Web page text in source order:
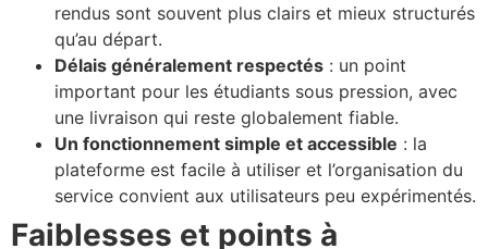
rendus sont souvent plus clairs et mieux structurés
qu’au départ.
Délais généralement respectés : un point
important pour les étudiants sous pression, avec
une livraison qui reste globalement fiable.
Un fonctionnement simple et accessible : la
plateforme est facile à utiliser et l’organisation du
service convient aux utilisateurs peu expérimentés.
Faiblesses et points à